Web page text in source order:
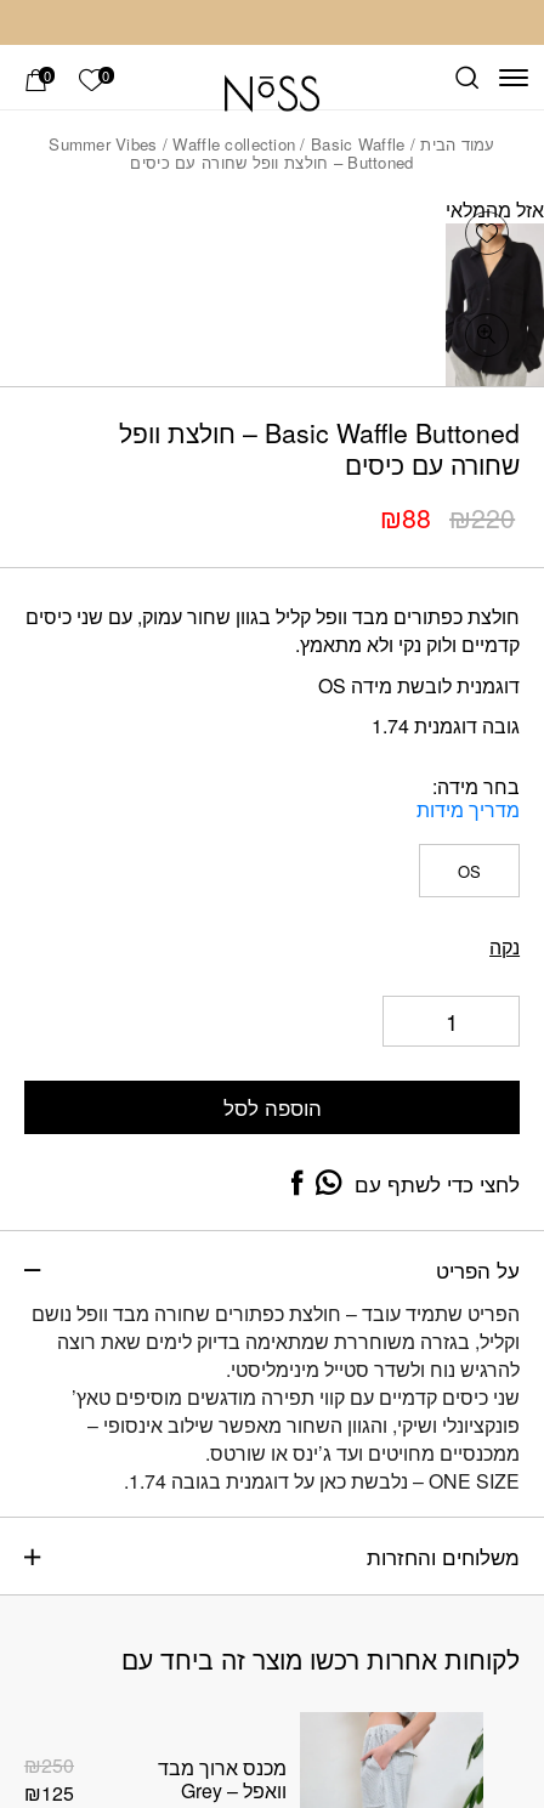
0 הרשימה
0
עמוד הבית/
Summer Vibes /Waffle collection / Basic Waffle
Buttoned – חולצת וופל שחורה עם כיסים
Basic Waffle Buttoned – חולצת וופל
שחורה עם כיסים
₪220
המחיר
המקורי
₪220.
₪88
המחיר
הנוכחי
₪88.
חולצת כפתורים מבד וופל קליל בגוון שחור עמוק, עם שני כיסים
קדמיים ולוק נקי ולא מתאמץ.
דוגמנית לובשת מידה OS
גובה דוגמנית 1.74
בחר מידה
מדריך מידות
OS
נקה
הוספה לסל
לחצי כדי לשתף עם
על הפריט
הפריט שתמיד עובד – חולצת כפתורים שחורה מבד וופל נושם
וקליל, בגזרה משוחררת שמתאימה בדיוק לימים שאת רוצה
להרגיש נוח ולשדר סטייל מינימליסטי.
שני כיסים קדמיים עם קווי תפירה מודגשים מוסיפים טאץ’
פונקציונלי ושיקי, והגוון השחור מאפשר שילוב אינסופי –
ממכנסיים מחויטים ועד ג’ינס או שורטס.
ONE SIZE – נלבשת כאן על דוגמנית בגובה 1.74.
משלוחים והחזרות
לקוחות אחרות רכשו מוצר זה ביחד עם
מכנס ארוך מבד
וואפל – Grey
₪250
₪125
Add wishlistאזל מהמלאי